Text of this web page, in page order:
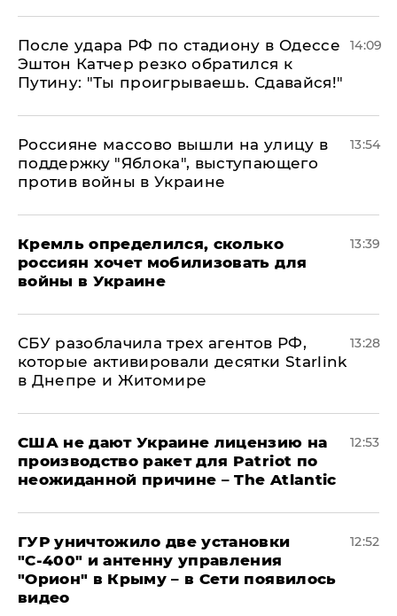
После удара РФ по стадиону в Одессе
Эштон Катчер резко обратился к
Путину: "Ты проигрываешь. Сдавайся!"
14:09
Россияне массово вышли на улицу в
поддержку "Яблока", выступающего
против войны в Украине
13:54
Кремль определился, сколько
россиян хочет мобилизовать для
войны в Украине
13:39
СБУ разоблачила трех агентов РФ,
которые активировали десятки Starlink
в Днепре и Житомире
13:28
США не дают Украине лицензию на
производство ракет для Patriot по
неожиданной причине – The Atlantic
12:53
ГУР уничтожило две установки
"С‑400" и антенну управления
"Орион" в Крыму – в Сети появилось
видео
12:52